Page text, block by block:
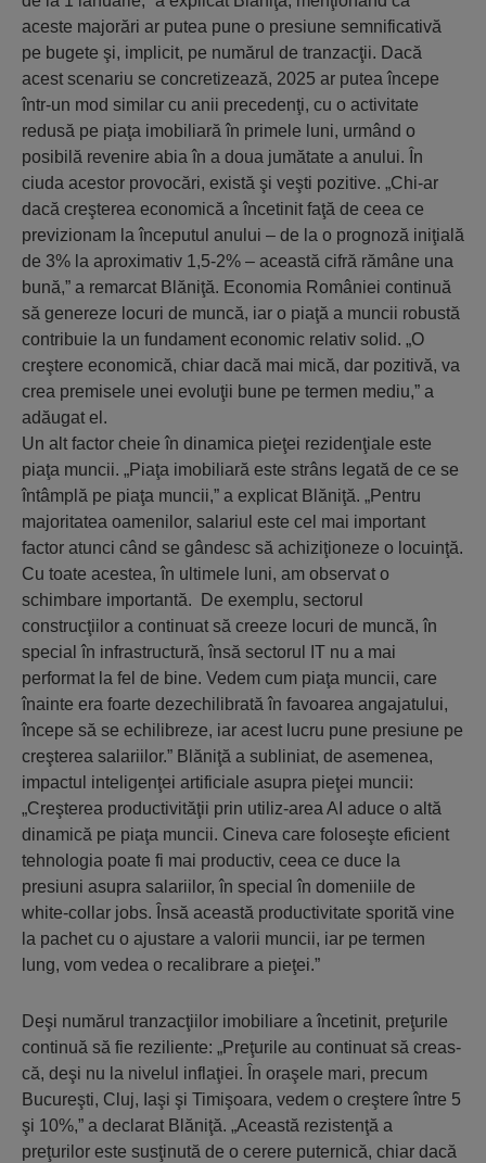
aceste majorări ar putea pune o presiune semnificativă
pe bugete şi, implicit, pe numărul de tranzacţii. Dacă
acest scenariu se concretizează, 2025 ar putea începe
într-un mod similar cu anii precedenţi, cu o activitate
redusă pe piaţa imobiliară în primele luni, urmând o
posibilă revenire abia în a doua jumătate a anului. În
ciuda acestor provocări, există şi veşti pozitive. „Chi-ar
dacă creşterea economică a încetinit faţă de ceea ce
previzionam la începutul anului – de la o prognoză iniţială
de 3% la aproximativ 1,5-2% – această cifră rămâne una
bună,” a remarcat Blăniţă. Economia României continuă
să genereze locuri de muncă, iar o piaţă a muncii robustă
contribuie la un fundament economic relativ solid. „O
creştere economică, chiar dacă mai mică, dar pozitivă, va
crea premisele unei evoluţii bune pe termen mediu,” a
adăugat el.
Un alt factor cheie în dinamica pieţei rezidenţiale este
piaţa muncii. „Piaţa imobiliară este strâns legată de ce se
întâmplă pe piaţa muncii,” a explicat Blăniţă. „Pentru
majoritatea oamenilor, salariul este cel mai important
factor atunci când se gândesc să achiziţioneze o locuinţă.
Cu toate acestea, în ultimele luni, am observat o
schimbare importantă. De exemplu, sectorul
construcţiilor a continuat să creeze locuri de muncă, în
special în infrastructură, însă sectorul IT nu a mai
performat la fel de bine. Vedem cum piaţa muncii, care
înainte era foarte dezechilibrată în favoarea angajatului,
începe să se echilibreze, iar acest lucru pune presiune pe
creşterea salariilor.” Blăniţă a subliniat, de asemenea,
impactul inteligenţei artificiale asupra pieţei muncii:
„Creşterea productivităţii prin utiliz-area AI aduce o altă
dinamică pe piaţa muncii. Cineva care foloseşte eficient
tehnologia poate fi mai productiv, ceea ce duce la
presiuni asupra salariilor, în special în domeniile de
white-collar jobs. Însă această productivitate sporită vine
la pachet cu o ajustare a valorii muncii, iar pe termen
lung, vom vedea o recalibrare a pieţei.”
Deşi numărul tranzacţiilor imobiliare a încetinit, preţurile
continuă să fie reziliente: „Preţurile au continuat să creas-
că, deşi nu la nivelul inflaţiei. În oraşele mari, precum
Bucureşti, Cluj, Iaşi şi Timişoara, vedem o creştere între 5
şi 10%,” a declarat Blăniţă. „Această rezistenţă a
preţurilor este susţinută de o cerere puternică, chiar dacă